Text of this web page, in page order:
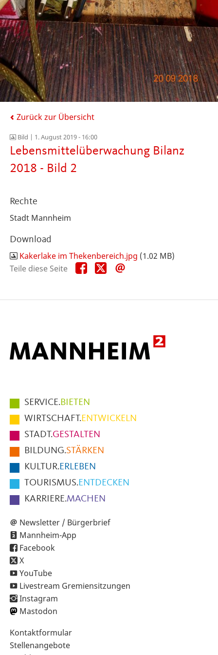
Zurück zur Übersicht
Bild | 1. August 2019 - 16:00
Lebensmittelüberwachung Bilanz
2018 - Bild 2
Rechte
Stadt Mannheim
Download
Kakerlake im Thekenbereich.jpg (1.02 MB)
Teile diese Seite
Teile
diese
Teile
diese
Hauptmenüpunkte
im
Fußbereich
der
Seite
SERVICE.BIETEN
WIRTSCHAFT.ENTWICKELN
STADT.GESTALTEN
BILDUNG.STÄRKEN
KULTUR.ERLEBEN
TOURISMUS.ENTDECKEN
KARRIERE.MACHEN
Newsletter / Bürgerbrief
Mannheim-App
Facebook
X
YouTube
Livestream Gremiensitzungen
Instagram
Mastodon
Sekundärnavigation
im
Kontaktformular
Stellenangebote